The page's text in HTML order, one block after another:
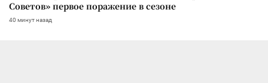
Советов» первое поражение в сезоне
40 минут назад